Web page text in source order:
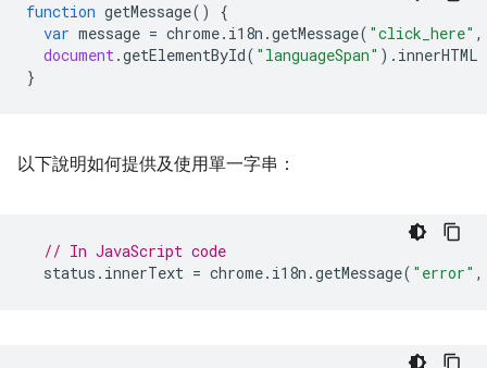
function getMessage()
{
var message = chrome. i18n .getMessage( "click_here" ,
document.getElementById( "languageSpan" ). innerHTML
}
以下說明如何提供及使用單一字串：
// In JavaScript code
status . innerText = chrome. i18n .getMessage( "error" ,